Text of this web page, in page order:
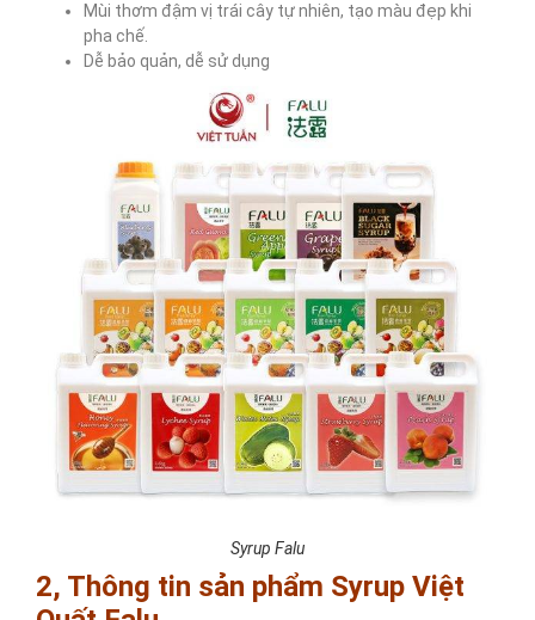
Mùi thơm đậm vị trái cây tự nhiên, tạo màu đẹp khi
pha chế.
Dễ bảo quản, dễ sử dụng
Syrup Falu
2, Thông tin sản phẩm Syrup Việt